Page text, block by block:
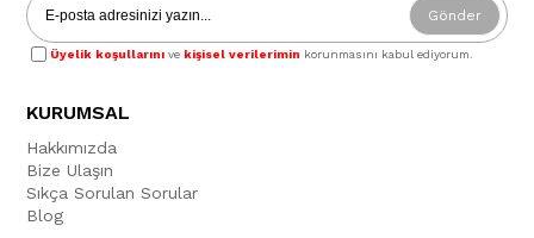
Gönder
Üyelik koşullarını ve kişisel verilerimin korunmasını kabul ediyorum.
KURUMSAL
Hakkımızda
Bize Ulaşın
Sıkça Sorulan Sorular
Blog